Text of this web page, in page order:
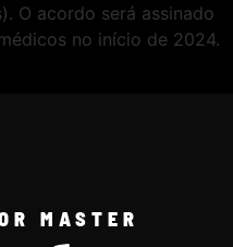
O acordo será assinado
no início de 2024.
MASTER